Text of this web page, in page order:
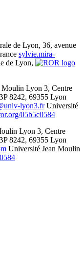
de Lyon, 36, avenue
sylvie.mira-
de Lyon,
Moulin Lyon 3, Centre
8242, 69355 Lyon
lyon3.fr Université
05b5c0584
Lyon 3, Centre
8242, 69355 Lyon
Université Jean Moulin